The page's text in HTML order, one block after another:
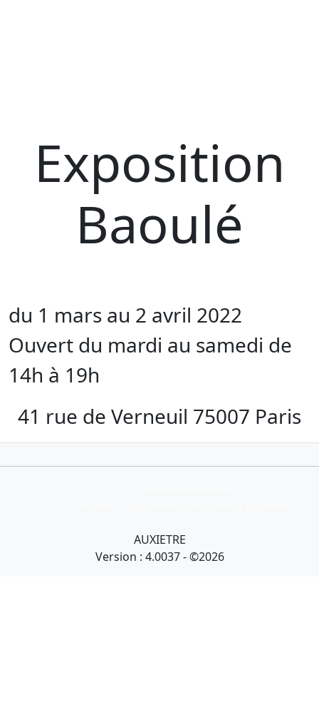
Exposition
Baoulé
du 1 mars au 2 avril 2022
Ouvert du mardi au samedi de
14h à 19h
41 rue de Verneuil 75007 Paris
AUXIETRE
Version : 4.0037 - ©2026